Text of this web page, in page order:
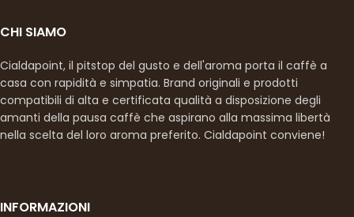
CHI SIAMO
Cialdapoint, il pitstop del gusto e dell'aroma porta il caffè a
casa con rapidità e simpatia. Brand originali e prodotti
compatibili di alta e certificata qualità a disposizione degli
amanti della pausa caffè che aspirano alla massima libertà
nella scelta del loro aroma preferito. Cialdapoint conviene!
INFORMAZIONI